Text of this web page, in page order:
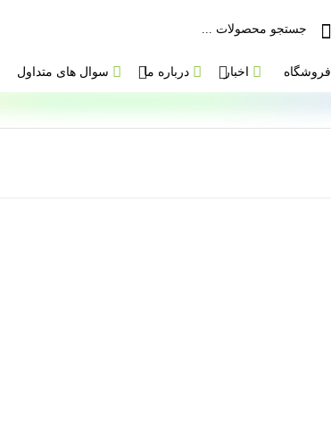
فروشگاه اخبار درباره ما سوال های متداول